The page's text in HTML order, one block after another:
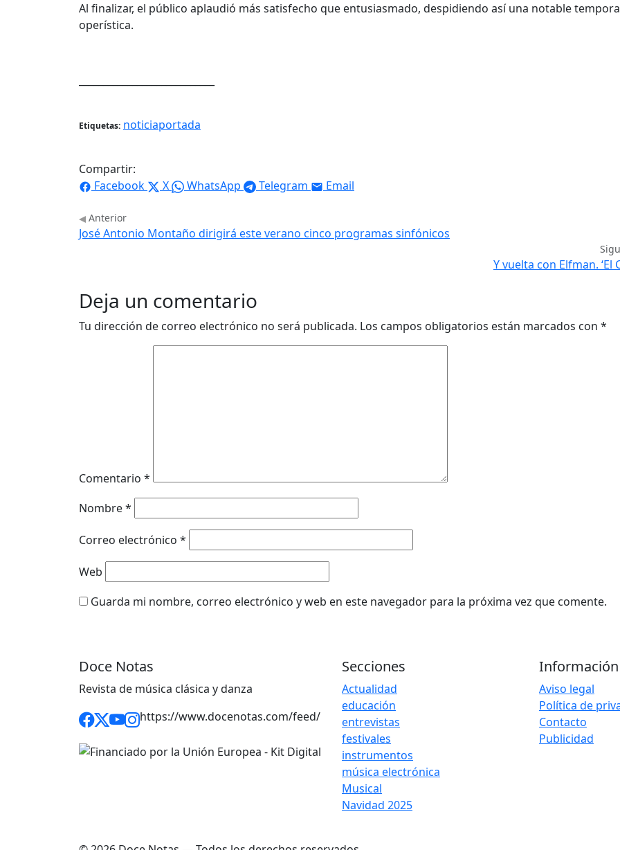
Al finalizar, el público aplaudió más satisfecho que entusiasmado, despidiendo así una notable
operística.
Etiquetas: noticiaportada
Compartir:
Facebook
X WhatsApp Telegram Email
Anterior
José Antonio Montaño dirigirá este verano cinco programas sinfónicos
Y vuelta con Elfman. ‘El
Deja un comentario
Tu dirección de correo electrónico no será publicada. Los campos obligatorios están marcados con *
Comentario *
Nombre*
Correo electrónico *
Web
Guarda mi nombre, correo electrónico y web en este navegador para la próxima vez que comente.
Doce Notas
Revista de música clásica y danza
https://www.docenotas.com/feed/
Secciones
Actualidad
educación
entrevistas
festivales
instrumentos
música electrónica
Musical
Navidad 2025
Información
Aviso legal
Política de
Contacto
Publicidad